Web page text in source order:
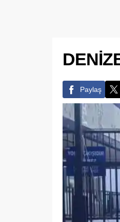
Paylaş